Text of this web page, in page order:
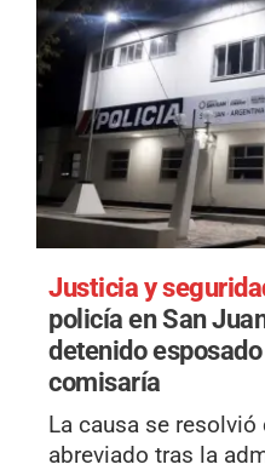
Justicia y
policía en San
detenido
comisaría
La causa se
abreviado tras la